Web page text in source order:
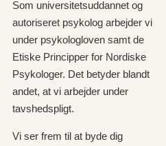
Som universitetsuddannet og
autoriseret psykolog arbejder vi
under psykologloven samt de
Etiske Principper for Nordiske
Psykologer. Det betyder blandt
andet, at vi arbejder under
tavshedspligt.
Vi ser frem til at byde dig